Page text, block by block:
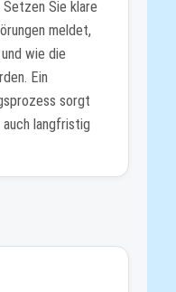
Setzen Sie klare
meldet,
wie die
Ein
sorgt
langfristig